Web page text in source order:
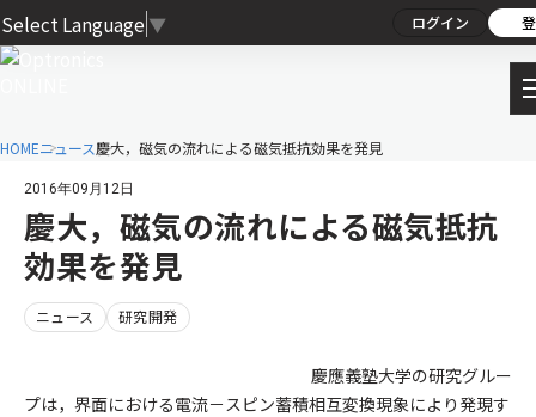
Select Language ▼ ログイン
HOMEニュース慶大，磁気の流れによる磁気抵抗効果を発見
2016年09月12日
慶大，磁気の流れによる磁気抵抗
効果を発見
ニュース 研究開発
慶應義塾大学の研究グルー
プは，界面における電流－スピン蓄積相互変換現象により発現す